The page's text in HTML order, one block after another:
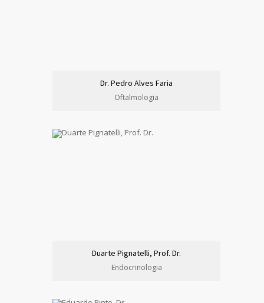
Dr. Pedro Alves Faria
Oftalmologia
Duarte Pignatelli, Prof. Dr.
Endocrinologia